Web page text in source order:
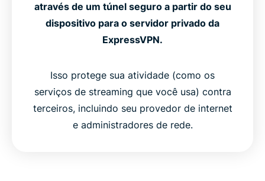
através de um túnel seguro a partir do seu
dispositivo para o servidor privado da
ExpressVPN.
Isso protege sua atividade (como os
serviços de streaming que você usa) contra
terceiros, incluindo seu provedor de internet
e administradores de rede.